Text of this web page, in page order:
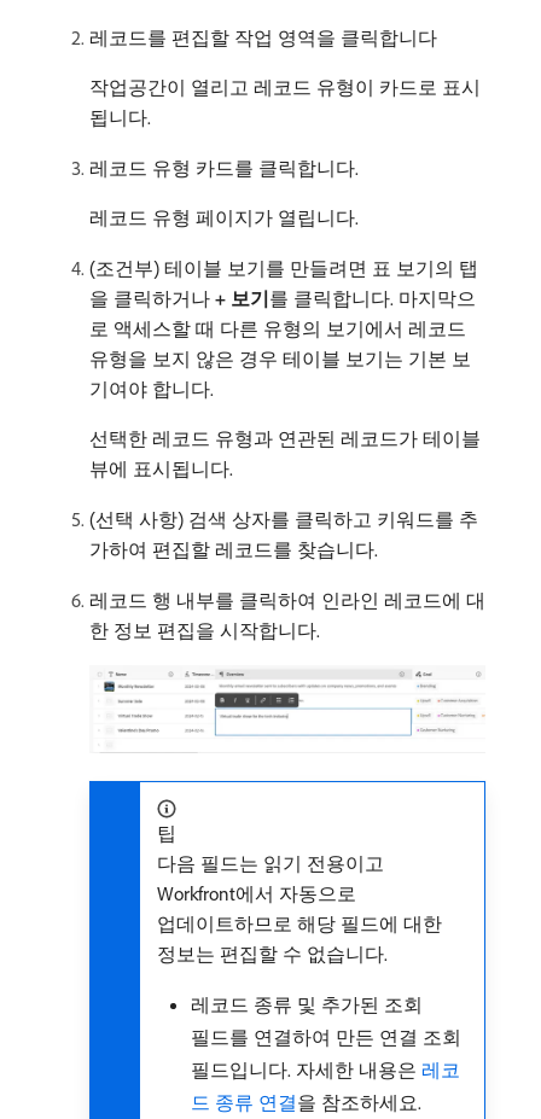
레코드를 편집할 작업 영역을 클릭합니다
작업공간이 열리고 레코드 유형이 카드로 표시
됩니다.
레코드 유형 카드를 클릭합니다.
레코드 유형 페이지가 열립니다.
(조건부) 테이블 보기를 만들려면 표 보기의 탭
을 클릭하거나 + 보기​를 클릭합니다. 마지막으
로 액세스할 때 다른 유형의 보기에서 레코드
유형을 보지 않은 경우 테이블 보기는 기본 보
기여야 합니다.
선택한 레코드 유형과 연관된 레코드가 테이블
뷰에 표시됩니다.
(선택 사항) 검색 상자를 클릭하고 키워드를 추
가하여 편집할 레코드를 찾습니다.
레코드 행 내부를 클릭하여 인라인 레코드에 대
한 정보 편집을 시작합니다.
팁
다음 필드는 읽기 전용이고
Workfront에서 자동으로
업데이트하므로 해당 필드에 대한
정보는 편집할 수 없습니다.
레코드 종류 및 추가된 조회
필드를 연결하여 만든 연결 조회
필드입니다. 자세한 내용은 레코
드 종류 연결을 참조하세요.